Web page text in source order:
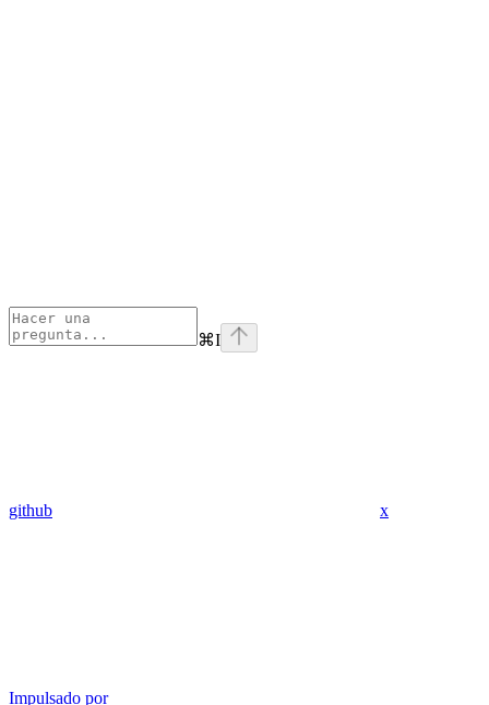
⌘I
github x
Impulsado por